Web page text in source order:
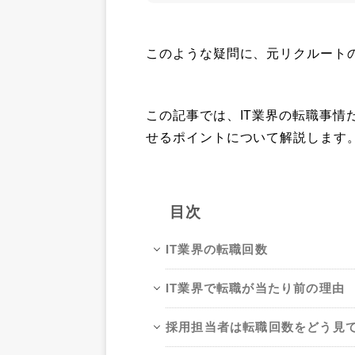
このような疑問に、元リクルート
この記事では、IT業界の転職事情
せるポイントについて解説します
目次
IT業界の転職回数
IT業界で転職が当たり前の理由
採用担当者は転職回数をどう見